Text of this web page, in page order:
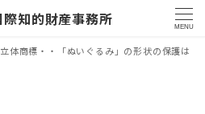
知的財産事務所 MENU
立体商標・・「ぬいぐるみ」の形状の保護は